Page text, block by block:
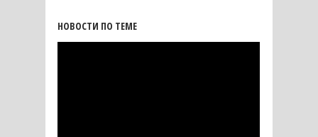
НОВОСТИ ПО ТЕМЕ